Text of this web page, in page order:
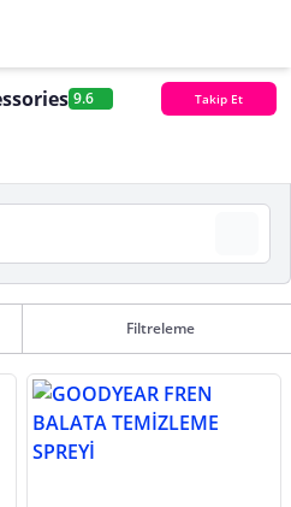
9.6 Takip Et
Filtreleme